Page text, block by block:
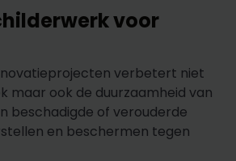
voor
verbetert niet
maar ook de duurzaamheid van
beschadigde of verouderde
en beschermen tegen